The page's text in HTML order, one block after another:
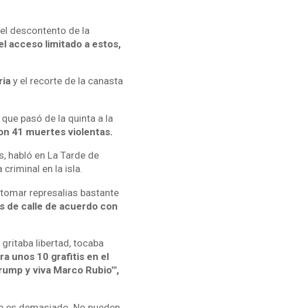
descontento de la
acceso limitado a estos,
y el recorte de la canasta
pasó de la quinta a la
41 muertes violentas.
habló en La Tarde de
criminal en la isla.
represalias bastante
de calle de acuerdo con
libertad, tocaba
unos 10 grafitis en el
y viva Marco Rubio'",